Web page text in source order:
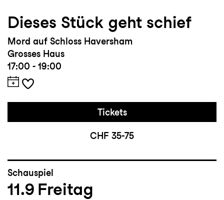
Dieses Stück geht schief
Mord auf Schloss Haversham
Grosses Haus
17:00 - 19:00
Tickets
CHF 35-75
Schauspiel
11.9 Freitag